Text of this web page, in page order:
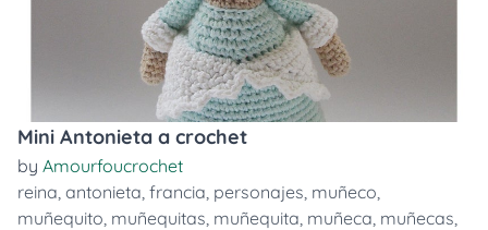
Mini Antonieta a crochet
by Amourfoucrochet
reina, antonieta, francia, personajes, muñeco,
muñequito, muñequitas, muñequita, muñeca, muñecas,